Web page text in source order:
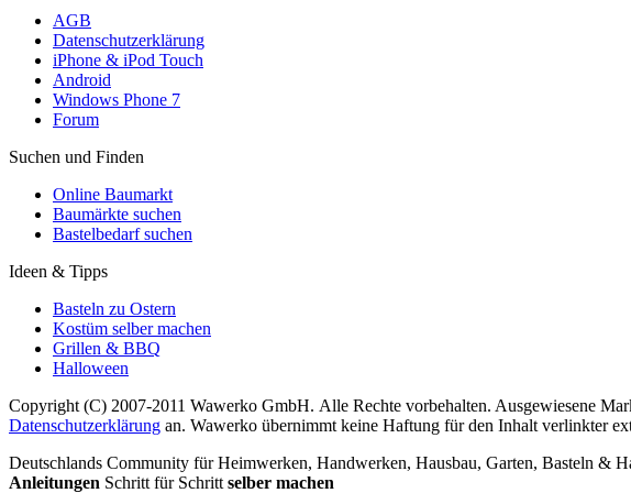
AGB
Datenschutzerklärung
iPhone & iPod Touch
Android
Windows Phone 7
Forum
Suchen und Finden
Online Baumarkt
Baumärkte suchen
Bastelbedarf suchen
Ideen & Tipps
Basteln zu Ostern
Kostüm selber machen
Grillen & BBQ
Halloween
Copyright (C) 2007-2011 Wawerko GmbH. Alle Rechte vorbehalten. Ausgewiesene
Datenschutzerklärung an. Wawerko übernimmt keine Haftung für den Inhalt verlinkter
Deutschlands Community für Heimwerken, Handwerken, Hausbau, Garten, Basteln &
Anleitungen Schritt für Schritt selber machen